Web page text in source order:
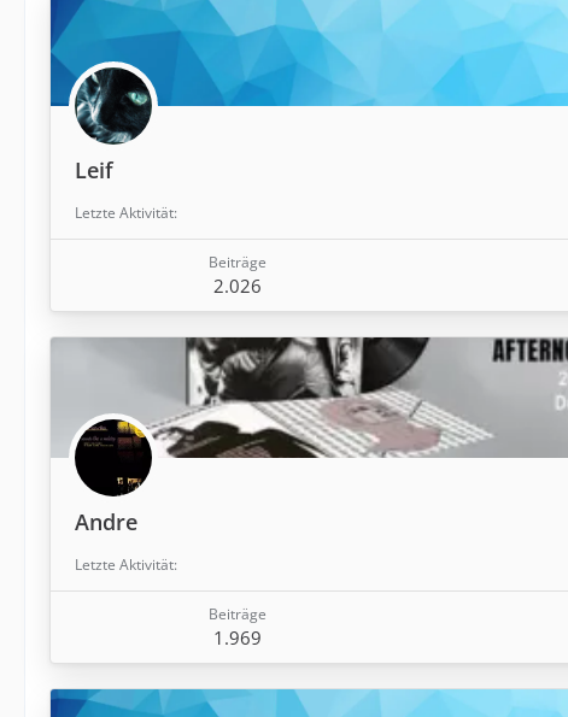
Leif
Letzte Aktivität
Beiträge
2.026
Andre
Letzte Aktivität
Beiträge
1.969